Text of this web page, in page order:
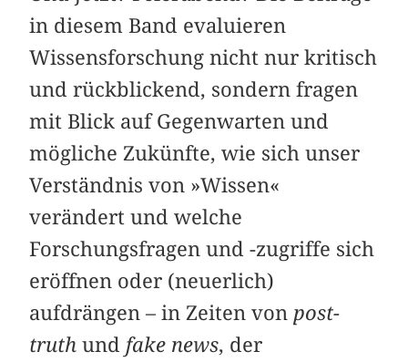
in diesem Band evaluieren
Wissensforschung nicht nur kritisch
und rückblickend, sondern fragen
mit Blick auf Gegenwarten und
mögliche Zukünfte, wie sich unser
Verständnis von »Wissen«
verändert und welche
Forschungsfragen und -zugriffe sich
eröffnen oder (neuerlich)
aufdrängen – in Zeiten von post-
truth und fake news, der